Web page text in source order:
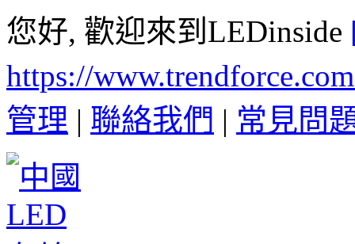
您好, 歡迎來到LEDinside
https://
管理 | 聯絡我們 | 常見問